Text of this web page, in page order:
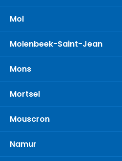
Mol
Molenbeek-Saint-Jean
Mons
Mortsel
Mouscron
Namur